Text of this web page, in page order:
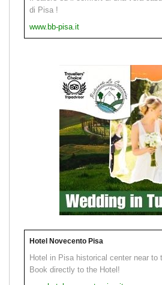
di Pisa !
www.bb-pisa.it
Hotel Novecento Pisa
Hotel in Pisa historical center near to
Book directly to the Hotel!